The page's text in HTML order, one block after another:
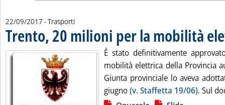
22/09/2017 - Trasporti
Trento, 20 milioni per la mobilità
È stato definitivamente
mobilità elettrica della Provincia
Giunta provinciale lo aveva
giugno(v. Staffetta 19/06). Sul